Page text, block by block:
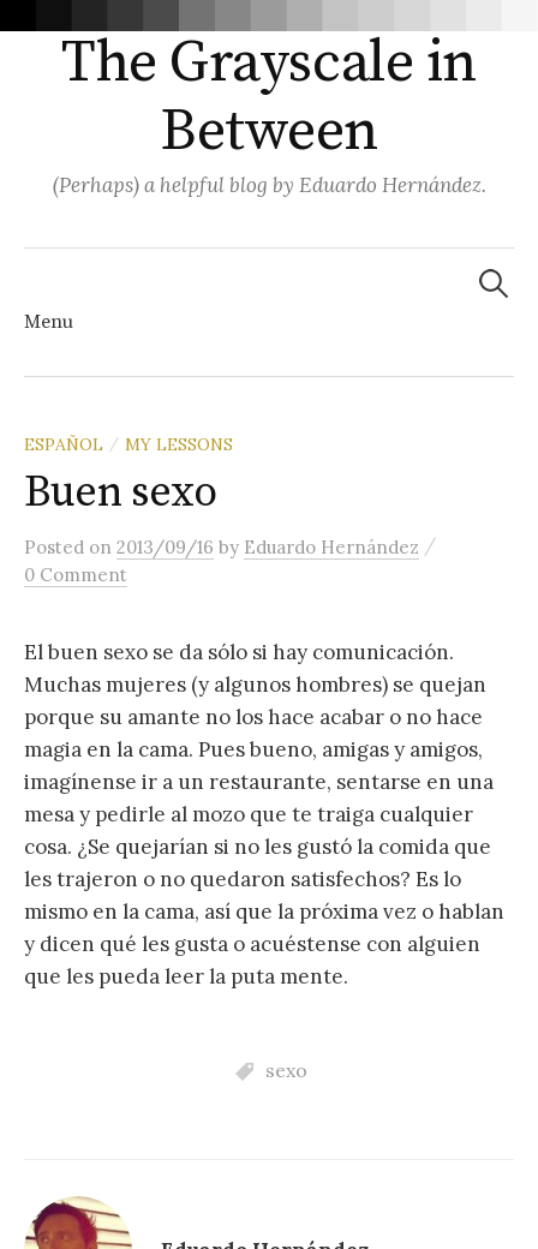
The Grayscale in
Between
(Perhaps) a helpful blog by Eduardo Hernández.
Menu
to
content
Search
for:
ESPAÑOL / MY LESSONS
Buen sexo
Posted on 2013/09/16 by Eduardo Hernández /
0 Comment
El buen sexo se da sólo si hay comunicación.
Muchas mujeres (y algunos hombres) se quejan
porque su amante no los hace acabar o no hace
magia en la cama. Pues bueno, amigas y amigos,
imagínense ir a un restaurante, sentarse en una
mesa y pedirle al mozo que te traiga cualquier
cosa. ¿Se quejarían si no les gustó la comida que
les trajeron o no quedaron satisfechos? Es lo
mismo en la cama, así que la próxima vez o hablan
y dicen qué les gusta o acuéstense con alguien
que les pueda leer la puta mente.
sexo